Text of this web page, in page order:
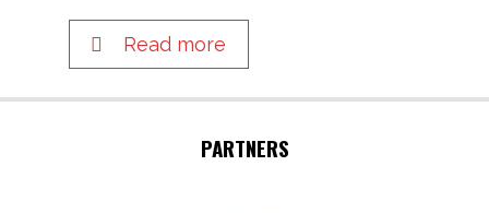
Read more
PARTNERS